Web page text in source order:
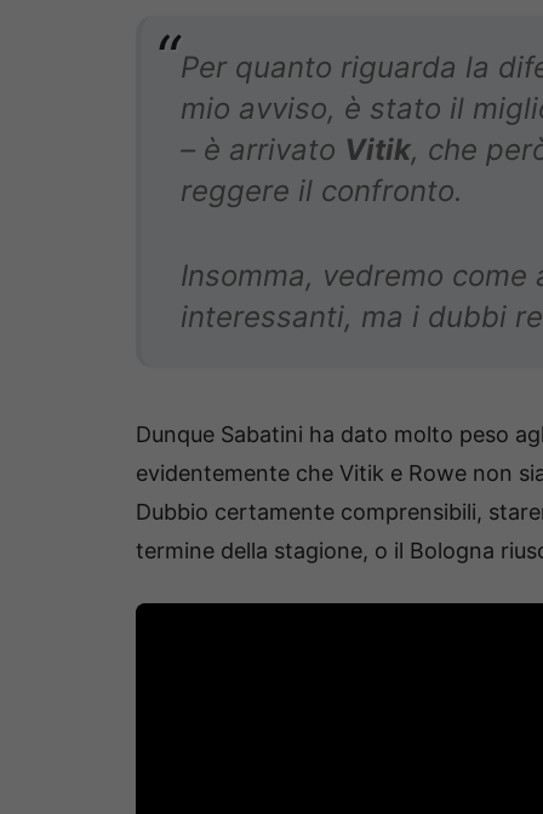
Per quanto riguarda la
mio avviso, è stato il
– è arrivato Vitik, che
reggere il confronto.
Insomma, vedremo
interessanti, ma i dubbi
Dunque Sabatini ha dato molto peso
evidentemente che Vitik e Rowe non
Dubbio certamente comprensibili,
termine della stagione, o il Bologna